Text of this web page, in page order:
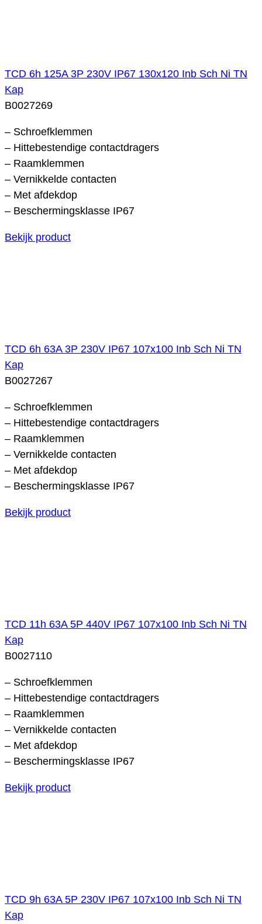
TCD 6h 125A 3P 230V IP67 130x120 Inb Sch Ni TN
Kap
B0027269
– Schroefklemmen
– Hittebestendige contactdragers
– Raamklemmen
– Vernikkelde contacten
– Met afdekdop
– Beschermingsklasse IP67
Bekijk product
TCD 6h 63A 3P 230V IP67 107x100 Inb Sch Ni TN
Kap
B0027267
– Schroefklemmen
– Hittebestendige contactdragers
– Raamklemmen
– Vernikkelde contacten
– Met afdekdop
– Beschermingsklasse IP67
Bekijk product
TCD 11h 63A 5P 440V IP67 107x100 Inb Sch Ni TN
Kap
B0027110
– Schroefklemmen
– Hittebestendige contactdragers
– Raamklemmen
– Vernikkelde contacten
– Met afdekdop
– Beschermingsklasse IP67
Bekijk product
TCD 9h 63A 5P 230V IP67 107x100 Inb Sch Ni TN
Kap